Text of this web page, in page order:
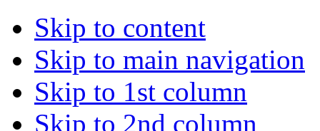
Skip to content
Skip to main navigation
Skip to 1st column
Skip to 2nd column